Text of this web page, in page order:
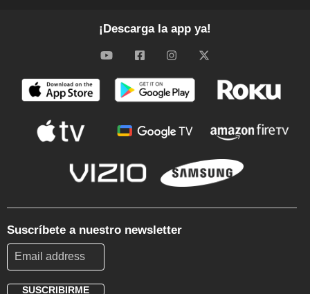
¡Descarga la app ya!
Suscríbete a nuestro newsletter
SUSCRIBIRME